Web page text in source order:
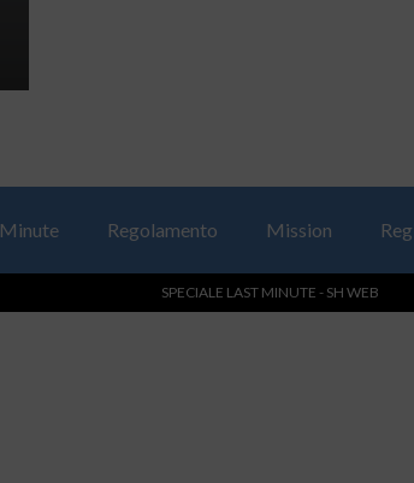
Regolamento Mission
SPECIALE LAST MINUTE - SH WEB